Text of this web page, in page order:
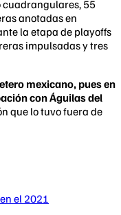
cuadrangulares, 55
anotadas en
la etapa de playoffs
impulsadas y tres
mexicano, pues en
con Águilas del
que lo tuvo fuera de
el 2021